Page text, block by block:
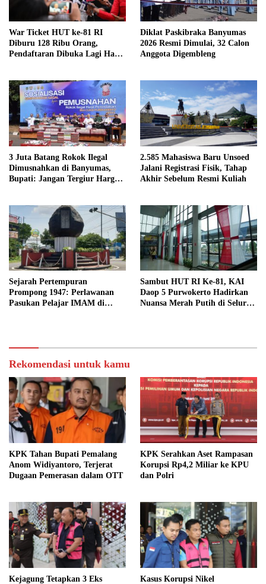
War Ticket HUT ke-81 RI
Diburu 128 Ribu Orang,
Pendaftaran Dibuka Lagi Hari
Diklat Paskibraka Banyumas
2026 Resmi Dimulai, 32 Calon
Anggota Digembleng
3 Juta Batang Rokok Ilegal
Dimusnahkan di Banyumas,
Bupati: Jangan Tergiur Harga
2.585 Mahasiswa Baru Unsoed
Jalani Registrasi Fisik, Tahap
Akhir Sebelum Resmi Kuliah
Sejarah Pertempuran
Prompong 1947: Perlawanan
Pasukan Pelajar IMAM di
Sambut HUT RI Ke-81, KAI
Daop 5 Purwokerto Hadirkan
Nuansa Merah Putih di Seluruh
Rekomendasi untuk kamu
KPK Tahan Bupati Pemalang
Anom Widiyantoro, Terjerat
Dugaan Pemerasan dalam OTT
KPK Serahkan Aset Rampasan
Korupsi Rp4,2 Miliar ke KPU
dan Polri
Kejagung Tetapkan 3 Eks
Kasus Korupsi Nikel